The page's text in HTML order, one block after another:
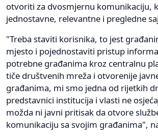
otvoriti za dvosmjernu komunikaciju,
jednostavne, relevantne i pregledne
"Treba staviti korisnika, to jest
mjesto i pojednostaviti pristup
potrebne građanima kroz centralnu
tiče društvenih mreža i otvorenije
građanima, mi smo jedna od rijetkih
predstavnici institucija i vlasti ne
možda ni javni pritisak da otvore
komunikaciju sa svojim građanima",